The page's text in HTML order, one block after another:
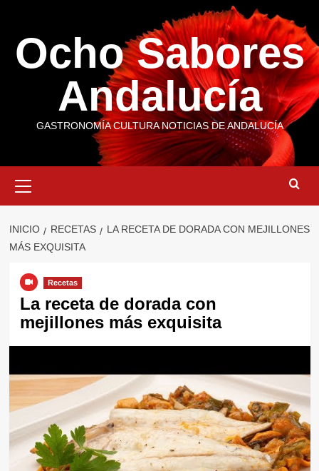
contenido
Ocho Sabores
Andalucía
GASTRONOMÍA CULTURA NOTICIAS DE ANDALUCÍA
primario
INICIO RECETAS
LA RECETA DE DORADA CON MEJILLONES
MÁS EXQUISITA
Recetas
La receta de dorada con
mejillones más exquisita